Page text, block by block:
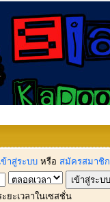
ข้าสู่ระบบ หรือ สมัครสมาชิก
ยะเวลาในเซสชั่น